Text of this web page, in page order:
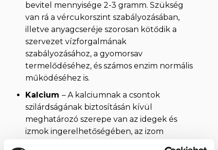
bevitel mennyisége 2-3 gramm. Szükség
van rá a vércukorszint szabályozásában,
illetve anyagcseréje szorosan kötődik a
szervezet vízforgalmának
szabályozásához, a gyomorsav
termelődéséhez, és számos enzim normális
működéséhez is.
Kalcium – A kalciumnak a csontok
szilárdságának biztosításán kívül
meghatározó szerepe van az idegek és
izmok ingerelhetőségében, az izom